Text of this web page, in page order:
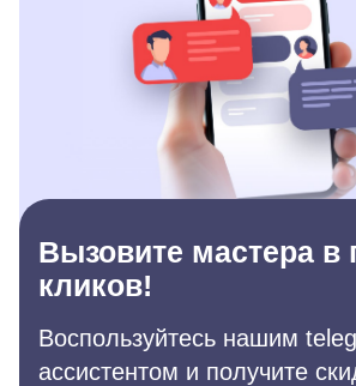
Вызовите мастера в
кликов!
Воспользуйтесь нашим
ассистентом и получите